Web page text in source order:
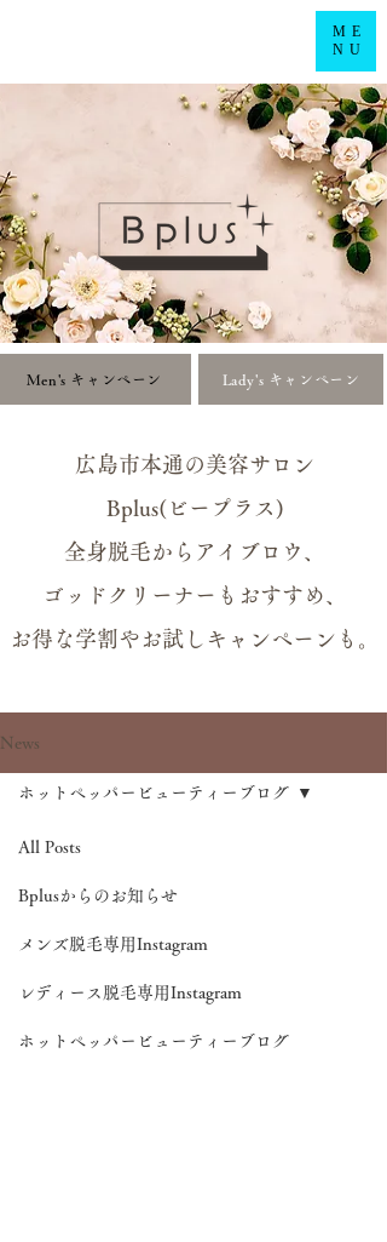
Men's キャンペーン Lady's キャンペーン
広島市本通の美容サロン
Bplus(ビープラス)
全身脱毛からアイブロウ、
ゴッドクリーナーもおすすめ、
お得な学割やお試しキャンペーンも。
ME
NU
News
All Posts
Bplusからのお知らせ
メンズ脱毛専用Instagram
レディース脱毛専用Instagram
ホットペッパービューティーブログ
ホットペッパービューティーブログ